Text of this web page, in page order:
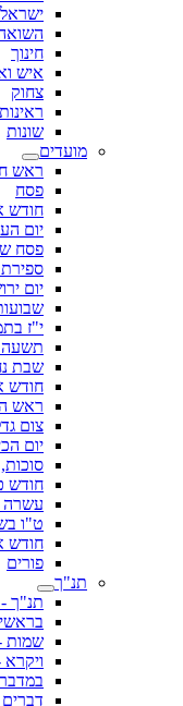
ישראל
חינוך
איש
צחוק
שונות
מועדים
ראש
פסח
חודש
יום
פסח
יום
י"ז
שבת
חודש
ראש
צום
יום
חודש
ט"ו
חודש
פורים
תנ"ך
תנ"ך
שמות